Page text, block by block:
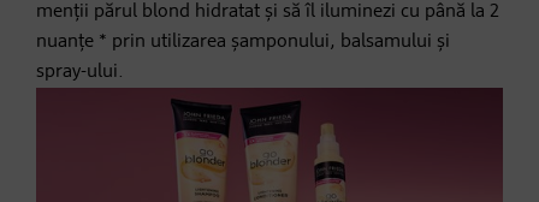
menții părul blond hidratat și să îl iluminezi cu până la 2
nuanțe * prin utilizarea șamponului, balsamului și
spray-ului.